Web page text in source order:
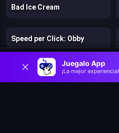
Juegalo App
¡La mejor experiencia!
Bad Ice Cream
Speed per Click: Obby
Climb and Jump Obby Tower